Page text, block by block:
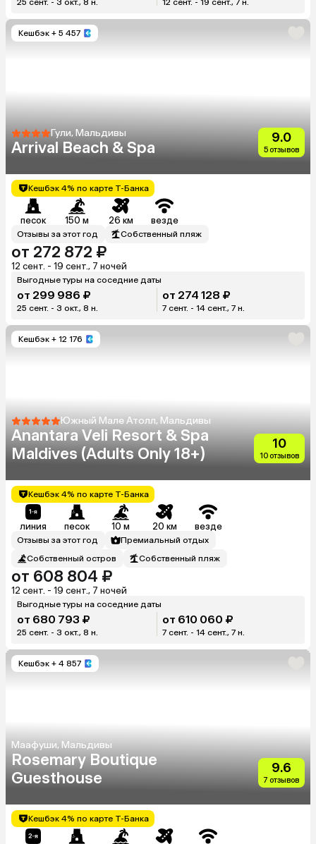
25 сент. - 3 окт., 8 н. 12 сент. - 19 сент., 7 н.
Кешбэк + 5 457
Гули, Мальдивы
Arrival Beach & Spa
9.0
5 отзывов
Кешбэк 4% по карте Т-Банка
песок 150 м 26 км везде
Отзывы за этот год Собственный пляж
от 272 872 ₽
12 сент. - 19 сент., 7 ночей
Выгодные туры на соседние даты
от 299 986 ₽
25 сент. - 3 окт., 8 н.
от 274 128 ₽
7 сент. - 14 сент., 7 н.
Кешбэк + 12 176
Южный Мале Атолл, Мальдивы
Anantara Veli Resort & Spa
Maldives (Adults Only 18+)
10
10 отзывов
Кешбэк 4% по карте Т-Банка
линия песок 10 м 20 км везде
Отзывы за этот год
Премиальный отдых
Собственный остров
Собственный пляж
от 608 804 ₽
12 сент. - 19 сент., 7 ночей
Выгодные туры на соседние даты
от 680 793 ₽
25 сент. - 3 окт., 8 н.
от 610 060 ₽
7 сент. - 14 сент., 7 н.
Кешбэк + 4 857
Маафуши, Мальдивы
Rosemary Boutique
Guesthouse
9.6
7 отзывов
Кешбэк 4% по карте Т-Банка